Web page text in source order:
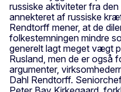
russiske aktiviteter fra
annekteret af russiske
Rendtorff mener, at de
folkestemningen mindre
generelt lagt meget vægt
Rusland, men de er også
argumenter,
Dahl Rendtorff.